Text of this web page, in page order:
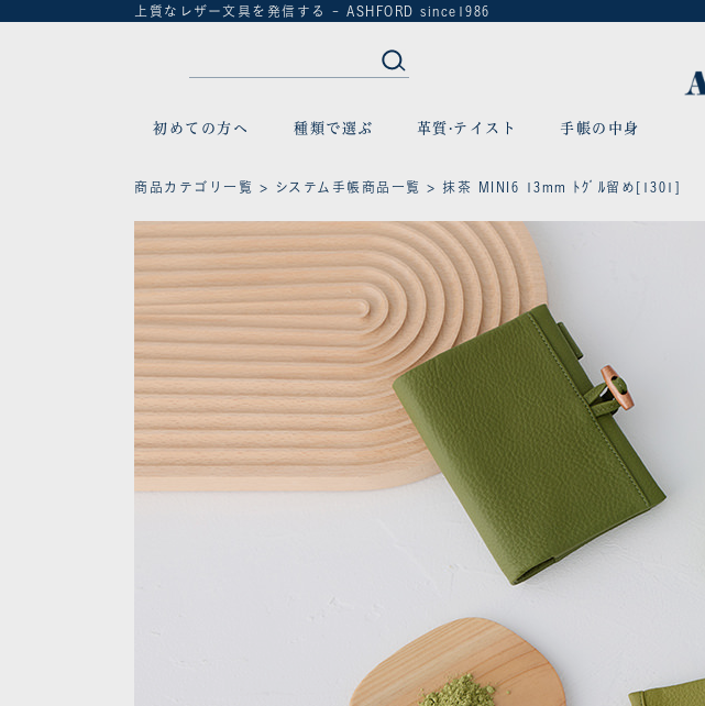
上質なレザー文具を発信する - ASHFORD since1986
初めての方へ 種類で選ぶ 革質·テイスト 手帳の中身
商品カテゴリ一覧 > システム手帳商品一覧 > 抹茶 MINI6 13mm ﾄｸﾞﾙ留め[1301]